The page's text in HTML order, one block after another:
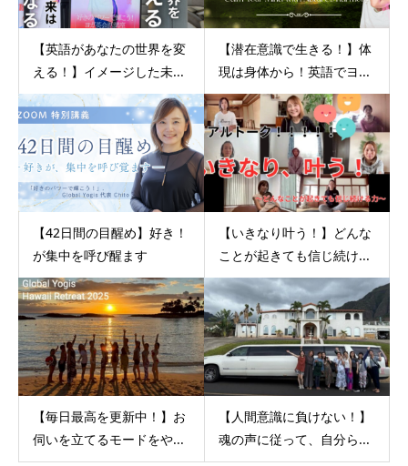
【英語があなたの世界を変
える！】イメージした未...
【潜在意識で生きる！】体
現は身体から！英語でヨ...
【42日間の目醒め】好き！
が集中を呼び醒ます
【いきなり叶う！】どんな
ことが起きても信じ続け...
【毎日最高を更新中！】お
伺いを立てるモードをや...
【人間意識に負けない！】
魂の声に従って、自分ら...